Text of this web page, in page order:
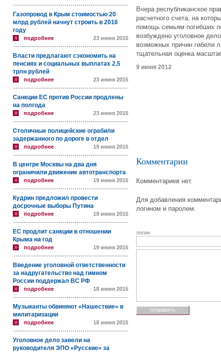
Газопровод в Крым стоимостью 20
млрд рублей начнут строить в 2016
году
подробнее 23 июня 2015
Власти предлагают сэкономить на
пенсиях и социальных выплатах 2,5
трлн рублей
подробнее 23 июня 2015
Санкции ЕС против России продлены
на полгода
подробнее 23 июня 2015
Столичные полицейские ограбили
задержанного по дороге в отдел
подробнее 19 июня 2015
В центре Москвы на два дня
ограничили движение автотранспорта
подробнее 19 июня 2015
Кудрин предложил провести
досрочные выборы Путина
подробнее 19 июня 2015
ЕС продлит санкции в отношении
Крыма на год
подробнее 19 июня 2015
Введение уголовной ответственности
за надругательство над гимном
России поддержал ВС РФ
подробнее 18 июня 2015
Музыканты обвиняют «Нашествие» в
милитаризации
подробнее 18 июня 2015
Уголовное дело завели на
руководителя ЭПО «Русские» за
Вчера республиканское
расчетного счета, на
помощь семьям погибших
возбуждено уголовное
возможных причин гибели
тщательная оценка
9 июня 2012
Комментарии
Комментариев нет.
Для добавления
логином и паролем.
логин